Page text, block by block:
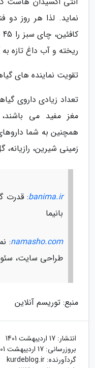
نماید. لذا هر روز
ریخته و آب داغ تازه
تقویت نماینده های
تعداد زیادی داروی
مغز مفید می باشند،
همچنین به شما
زمینی شیرین، رازیانه،
banima.ir: قدرت
بانیما
namasho.com
:
طراحی سایت،
منبع: توریسم آنلاین
انتشار: 17 اردیبهشت 1401
بروزرسانی: 17 اردیبهشت 1401
گردآورنده: kurdeblog.ir